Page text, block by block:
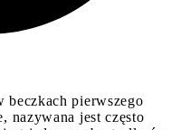
beczkach pierwszego
, nazywana jest często